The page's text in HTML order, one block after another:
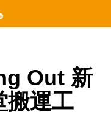
Out 新
搬運工